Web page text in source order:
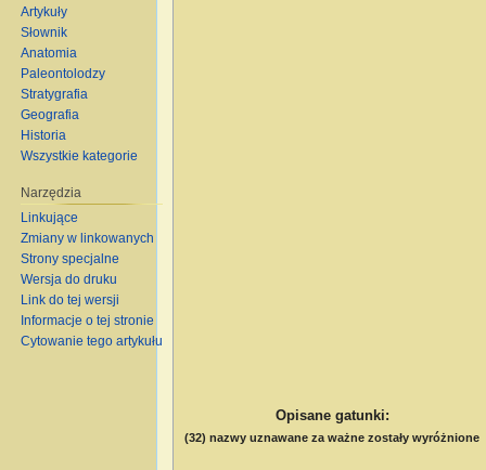
Opisane gatunki:
(32) nazwy uznawane za ważne zostały wyróżnione
Artykuły
Słownik
Anatomia
Paleontolodzy
Stratygrafia
Geografia
Historia
Wszystkie kategorie
Narzędzia
Linkujące
Zmiany w linkowanych
Strony specjalne
Wersja do druku
Link do tej wersji
Informacje o tej stronie
Cytowanie tego artykułu